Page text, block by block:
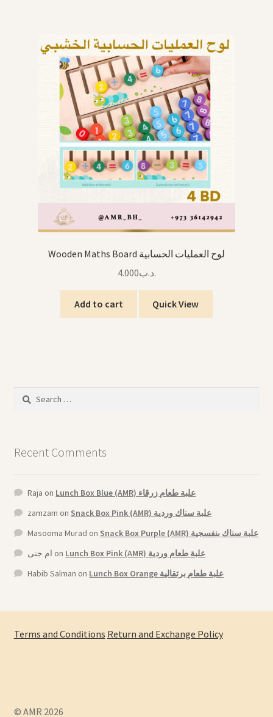
Wooden Maths Board لوح العمليات الحسابية
.د.ب4.000
Add to cart Quick View
Search
Recent Comments
Raja on
Lunch Box Blue (AMR) علبة طعام زرقاء
zamzam on
Snack Box Pink (AMR) علبة سناك وردية
Masooma Murad on
Snack Box Purple (AMR) علبة سناك بنفسجية
ام جنى on
Lunch Box Pink (AMR) علبة طعام وردية
Habib Salman on Lunch Box Orange علبة طعام برتقالية
Terms and Conditions Return and Exchange Policy
© AMR 2026